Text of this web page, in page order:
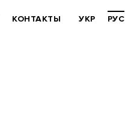
КОНТАКТЫ УКР РУС